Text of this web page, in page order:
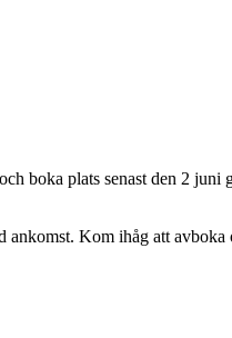
boka plats senast den 2
Kom ihåg att avboka